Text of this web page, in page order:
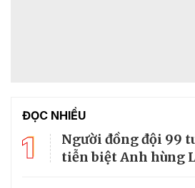
ĐỌC NHIỀU
1
Người đồng đội 99
tiễn biệt Anh hùng